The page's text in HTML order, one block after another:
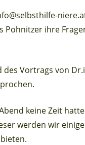
ihre
Vortrags von
keine Zeit
werden wir